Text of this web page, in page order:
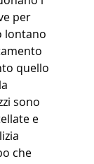
per
lontano
quello
sono
e
che